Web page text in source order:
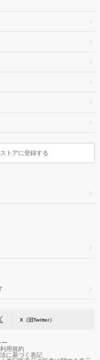
トアに登録する
X（旧Twitter）
ー
用規約
に基づく表記